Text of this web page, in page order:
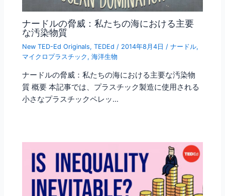
ナードルの脅威：私たちの海における主要
な汚染物質
New TED-Ed Originals,TEDEd / 2014年8月4日 /ナードル,
マイクロプラスチック ,海洋生物
ナードルの脅威：私たちの海における主要な汚染物
質 概要 本記事では、プラスチック製造に使用される
小さなプラスチックペレッ…